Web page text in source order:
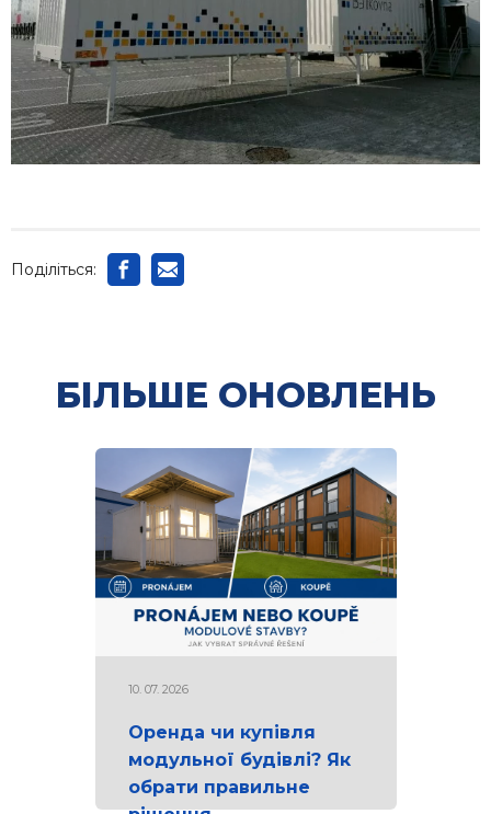
Поділіться:
БІЛЬШЕ ОНОВЛЕНЬ
10. 07. 2026
Оренда чи купівля
модульної будівлі? Як
обрати правильне